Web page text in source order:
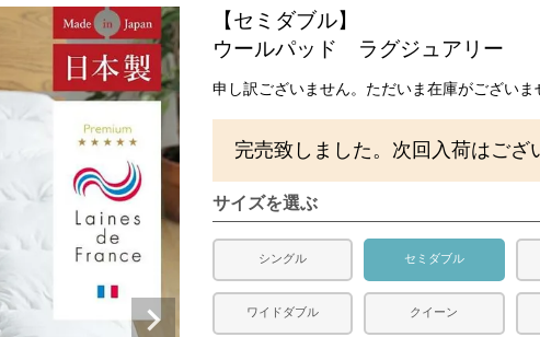
【セミダブル】
ウールパッド ラグジュアリー
申し訳ございません。ただいま在庫がございま
完売致しました。次回入荷はござ
サイズを選ぶ
シングル セミダブル
ワイドダブル クイーン